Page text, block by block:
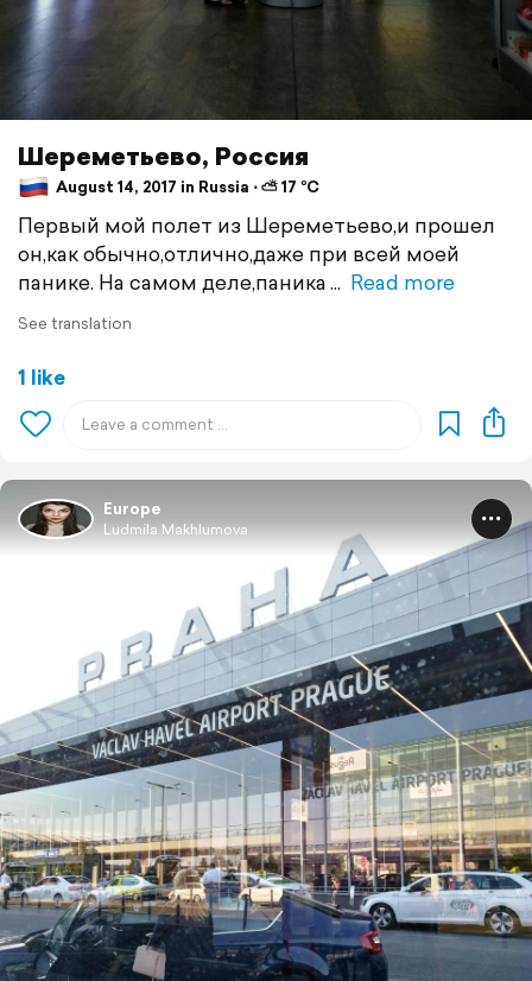
Шереметьево, Россия
August 14, 2017 in Russia ⋅ ⛅ 17 °C
Первый мой полет из Шереметьево,и прошел
он,как обычно,отлично,даже при всей моей
панике. На самом деле,паника
Read more
See translation
1 like
Europe
Ludmila Makhlumova